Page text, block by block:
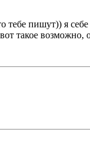
пишут)) я себе
такое возможно,